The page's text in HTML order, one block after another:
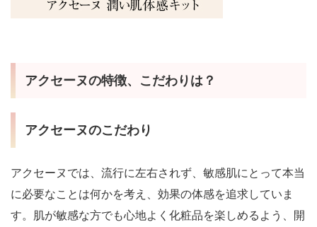
アクセーヌの特徴、こだわりは？
アクセーヌのこだわり
アクセーヌでは、流行に左右されず、敏感肌にとって本当
に必要なことは何かを考え、効果の体感を追求していま
す。肌が敏感な方でも心地よく化粧品を楽しめるよう、開